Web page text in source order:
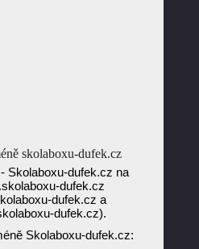
skolaboxu-dufek.cz
Skolaboxu-dufek.cz na
dufek.cz
dufek.cz a
dufek.cz).
Skolaboxu-dufek.cz: